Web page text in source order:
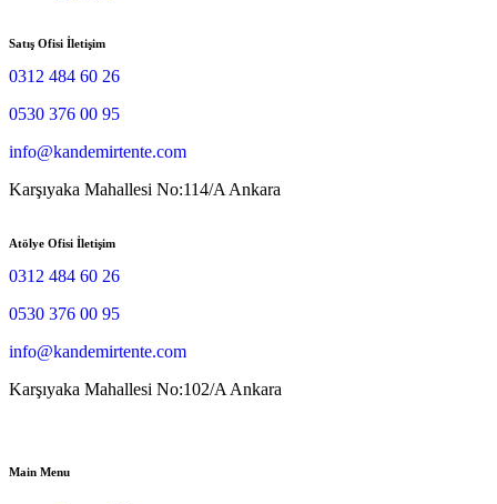
Satış Ofisi İletişim
0312 484 60 26
0530 376 00 95
info@kandemirtente.com
Karşıyaka Mahallesi No:114/A Ankara
Atölye Ofisi İletişim
0312 484 60 26
0530 376 00 95
info@kandemirtente.com
Karşıyaka Mahallesi No:102/A Ankara
Main Menu